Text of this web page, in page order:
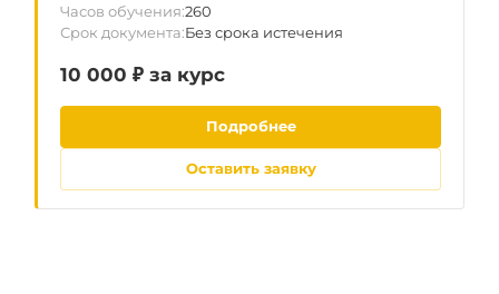
Часов обучения 260
Срок документа Без срока истечения
10 000 ₽ за курс
Подробнее
Оставить заявку